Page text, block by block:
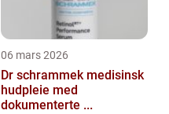
06 mars 2026
Dr schrammek medisinsk
hudpleie med
dokumenterte ...